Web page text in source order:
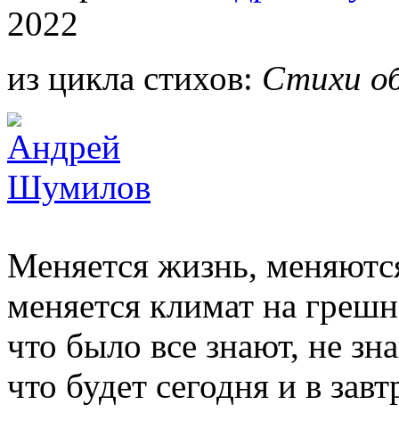
2022
из цикла стихов: Стихи
Меняется жизнь,
меняется климат на
что было все знают, не
что будет сегодня и в